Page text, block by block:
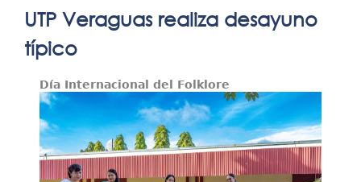
Principal
Admisión
Estudiantes
Investigación
Extensión
Servicios
está
aquí
UTP Veraguas realiza desayuno
típico
Día Internacional del Folklore